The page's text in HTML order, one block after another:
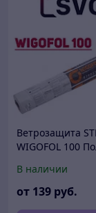
Ветрозащита
WIGOFOL 100
В наличии
от 139 руб.